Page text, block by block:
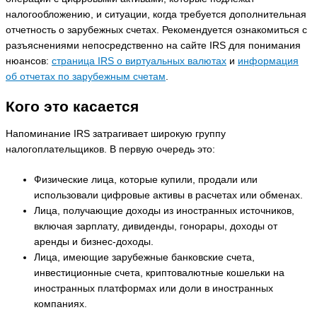
налогообложению, и ситуации, когда требуется дополнительная
отчетность о зарубежных счетах. Рекомендуется ознакомиться с
разъяснениями непосредственно на сайте IRS для понимания
нюансов: страница IRS о виртуальных валютах и информация
об отчетах по зарубежным счетам
Кого это касается
Напоминание IRS затрагивает широкую группу
налогоплательщиков. В первую очередь это:
Физические лица, которые купили, продали или
использовали цифровые активы в расчетах или обменах.
Лица, получающие доходы из иностранных источников,
включая зарплату, дивиденды, гонорары, доходы от
аренды и бизнес-доходы.
Лица, имеющие зарубежные банковские счета,
инвестиционные счета, криптовалютные кошельки на
иностранных платформах или доли в иностранных
компаниях.